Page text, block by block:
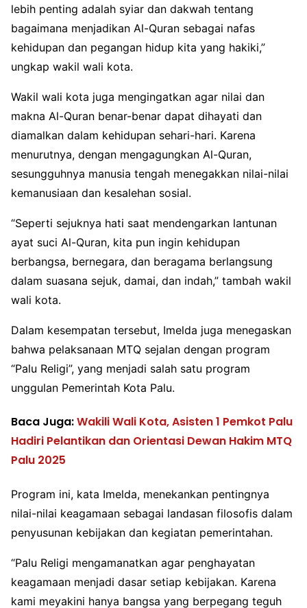
lebih penting adalah syiar dan dakwah tentang
bagaimana menjadikan Al-Quran sebagai nafas
kehidupan dan pegangan hidup kita yang hakiki,”
ungkap wakil wali kota.
Wakil wali kota juga mengingatkan agar nilai dan
makna Al-Quran benar-benar dapat dihayati dan
diamalkan dalam kehidupan sehari-hari. Karena
menurutnya, dengan mengagungkan Al-Quran,
sesungguhnya manusia tengah menegakkan nilai-nilai
kemanusiaan dan kesalehan sosial.
“Seperti sejuknya hati saat mendengarkan lantunan
ayat suci Al-Quran, kita pun ingin kehidupan
berbangsa, bernegara, dan beragama berlangsung
dalam suasana sejuk, damai, dan indah,” tambah wakil
wali kota.
Dalam kesempatan tersebut, Imelda juga menegaskan
bahwa pelaksanaan MTQ sejalan dengan program
“Palu Religi”, yang menjadi salah satu program
unggulan Pemerintah Kota Palu.
Baca Juga:Wakili Wali Kota, Asisten 1 Pemkot Palu
Hadiri Pelantikan dan Orientasi Dewan Hakim MTQ
Palu 2025
Program ini, kata Imelda, menekankan pentingnya
nilai-nilai keagamaan sebagai landasan filosofis dalam
penyusunan kebijakan dan kegiatan pemerintahan.
“Palu Religi mengamanatkan agar penghayatan
keagamaan menjadi dasar setiap kebijakan. Karena
kami meyakini hanya bangsa yang berpegang teguh